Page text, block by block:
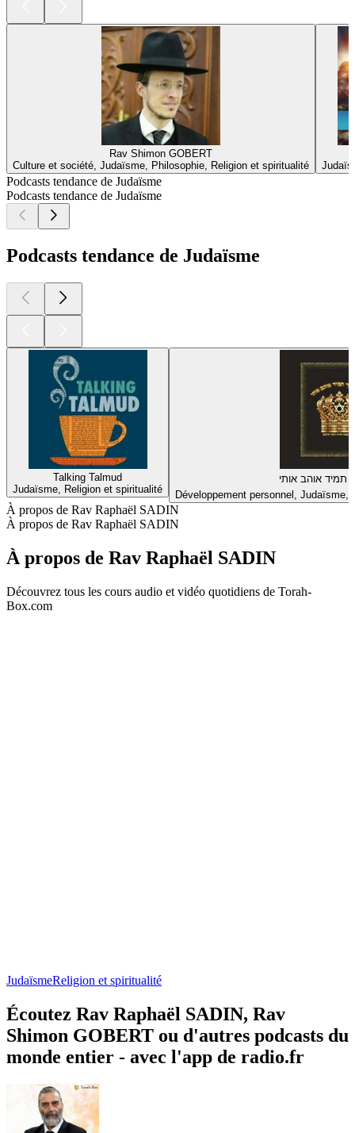
Rav Shimon GOBERT
Culture et société, Judaïsme, Philosophie, Religion et spiritualité
Podcasts tendance de Judaïsme
Podcasts tendance de Judaïsme
Podcasts tendance de Judaïsme
Talking Talmud
Judaïsme, Religion et spiritualité
Développement personnel,
À propos de Rav Raphaël SADIN
À propos de Rav Raphaël SADIN
À propos de Rav Raphaël SADIN
Découvrez tous les cours audio et vidéo quotidiens de Torah-
Box.com
JudaïsmeReligion et spiritualité
Écoutez Rav Raphaël SADIN, Rav
Shimon GOBERT ou d'autres podcasts du
monde entier - avec l'app de radio.fr